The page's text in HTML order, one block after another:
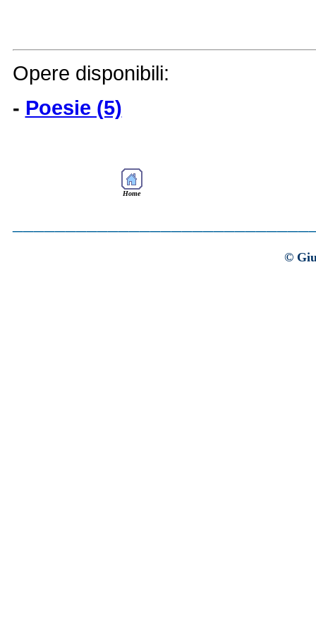
Opere disponibili:
- Poesie (5)
Home
©